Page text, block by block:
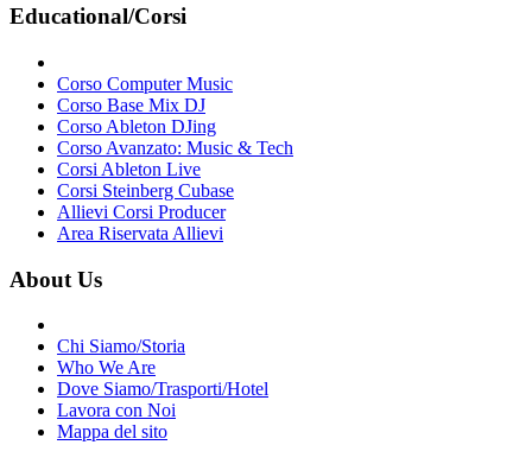
Educational/Corsi
Corso Computer Music
Corso Base Mix DJ
Corso Ableton DJing
Corso Avanzato: Music & Tech
Corsi Ableton Live
Corsi Steinberg Cubase
Allievi Corsi Producer
Area Riservata Allievi
About Us
Chi Siamo/Storia
Who We Are
Dove Siamo/Trasporti/Hotel
Lavora con Noi
Mappa del sito